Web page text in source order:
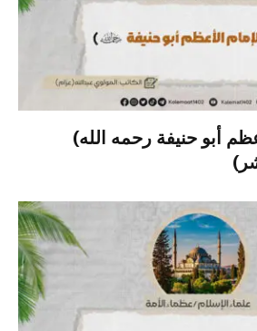
أبو حنيفة رحمه الله)